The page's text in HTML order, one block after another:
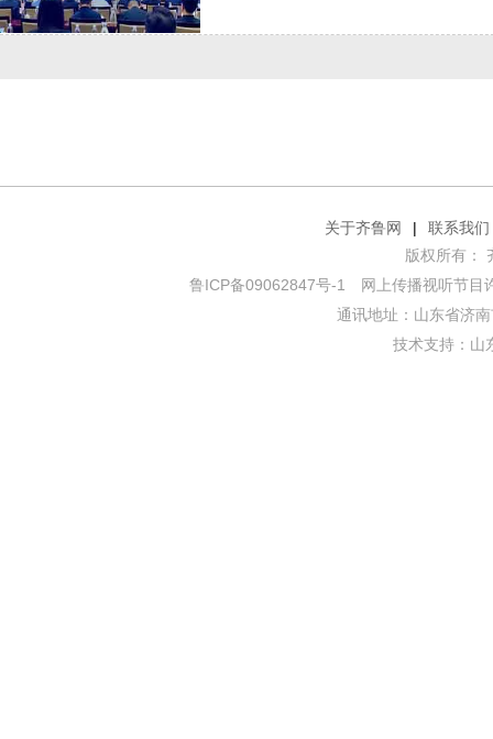
关于齐鲁网 |
联系我们
版权所有：
鲁ICP备09062847号-1
网上传播视听节目
通讯地址：山东省济
技术支持： 山